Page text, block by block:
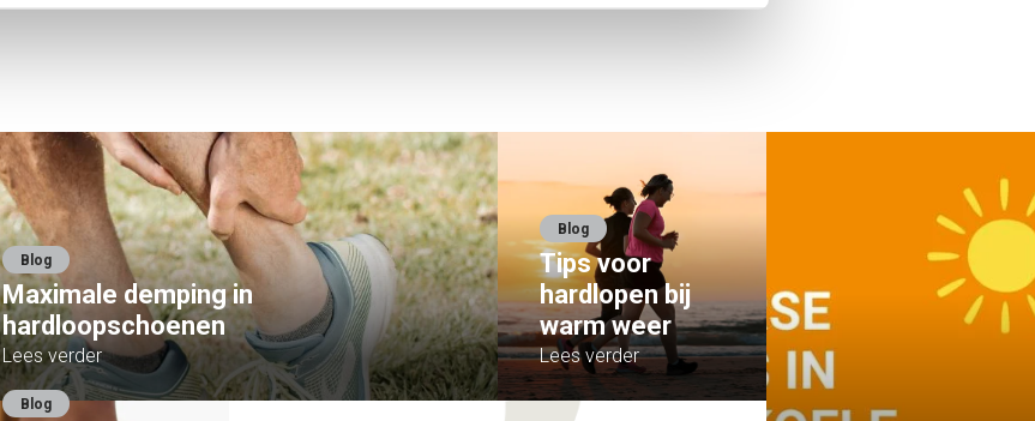
Blog
Maximale demping in
hardloopschoenen
Lees verder
Blog
Tips voor
hardlopen bij
warm weer
Lees verder
Blog